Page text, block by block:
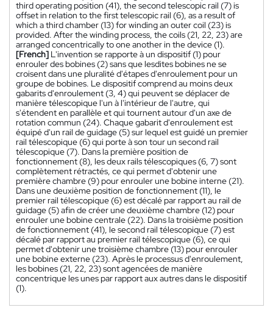
third operating position (41), the second telescopic rail (7) is
offset in relation to the first telescopic rail (6), as a result of
which a third chamber (13) for winding an outer coil (23) is
provided. After the winding process, the coils (21, 22, 23) are
arranged concentrically to one another in the device (1).
[French] L'invention se rapporte à un dispositif (1) pour
enrouler des bobines (2) sans que lesdites bobines ne se
croisent dans une pluralité d'étapes d'enroulement pour un
groupe de bobines. Le dispositif comprend au moins deux
gabarits d'enroulement (3, 4) qui peuvent se déplacer de
manière télescopique l'un à l'intérieur de l'autre, qui
s'étendent en parallèle et qui tournent autour d'un axe de
rotation commun (24). Chaque gabarit d'enroulement est
équipé d'un rail de guidage (5) sur lequel est guidé un premier
rail télescopique (6) qui porte à son tour un second rail
télescopique (7). Dans la première position de
fonctionnement (8), les deux rails télescopiques (6, 7) sont
complètement rétractés, ce qui permet d'obtenir une
première chambre (9) pour enrouler une bobine interne (21).
Dans une deuxième position de fonctionnement (11), le
premier rail télescopique (6) est décalé par rapport au rail de
guidage (5) afin de créer une deuxième chambre (12) pour
enrouler une bobine centrale (22). Dans la troisième position
de fonctionnement (41), le second rail télescopique (7) est
décalé par rapport au premier rail télescopique (6), ce qui
permet d'obtenir une troisième chambre (13) pour enrouler
une bobine externe (23). Après le processus d'enroulement,
les bobines (21, 22, 23) sont agencées de manière
concentrique les unes par rapport aux autres dans le dispositif
(1).